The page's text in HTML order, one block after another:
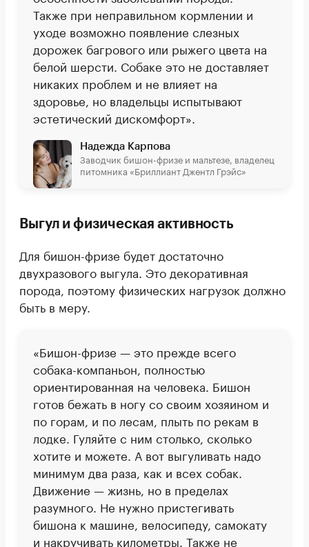
Также при неправильном кормлении и
уходе возможно появление слезных
дорожек багрового или рыжего цвета на
белой шерсти. Собаке это не доставляет
никаких проблем и не влияет на
здоровье, но владельцы испытывают
эстетический дискомфорт».
Надежда Карпова
Заводчик бишон-фризе и мальтезе, владелец
питомника «Бриллиант Джентл Грэйс»
Выгул и физическая активность
Для бишон-фризе будет достаточно
двухразового выгула. Это декоративная
порода, поэтому физических нагрузок должно
быть в меру.
«Бишон-фризе — это прежде всего
собака-компаньон, полностью
ориентированная на человека. Бишон
готов бежать в ногу со своим хозяином и
по горам, и по лесам, плыть по рекам в
лодке. Гуляйте с ним столько, сколько
хотите и можете. А вот выгуливать надо
минимум два раза, как и всех собак.
Движение — жизнь, но в пределах
разумного. Не нужно пристегивать
бишона к машине, велосипеду, самокату
и накручивать километры. Также не